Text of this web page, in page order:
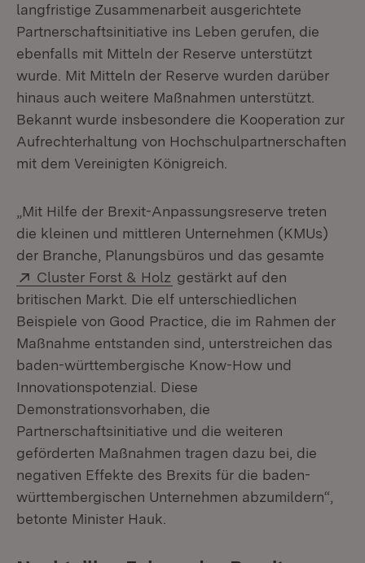
langfristige Zusammenarbeit ausgerichtete
Partnerschaftsinitiative ins Leben gerufen, die
ebenfalls mit Mitteln der Reserve unterstützt
wurde. Mit Mitteln der Reserve wurden darüber
hinaus auch weitere Maßnahmen unterstützt.
Bekannt wurde insbesondere die Kooperation zur
Aufrechterhaltung von Hochschulpartnerschaften
mit dem Vereinigten Königreich.
„Mit Hilfe der Brexit-Anpassungsreserve treten
die kleinen und mittleren Unternehmen (KMUs)
der Branche, Planungsbüros und das gesamte
Extern:
Cluster Forst & Holz (Öffnet in neuem Fenster)
gestärkt auf den
britischen Markt. Die elf unterschiedlichen
Beispiele von Good Practice, die im Rahmen der
Maßnahme entstanden sind, unterstreichen das
baden-württembergische Know-How und
Innovationspotenzial. Diese
Demonstrationsvorhaben, die
Partnerschaftsinitiative und die weiteren
geförderten Maßnahmen tragen dazu bei, die
negativen Effekte des Brexits für die baden-
württembergischen Unternehmen abzumildern“,
betonte Minister Hauk.